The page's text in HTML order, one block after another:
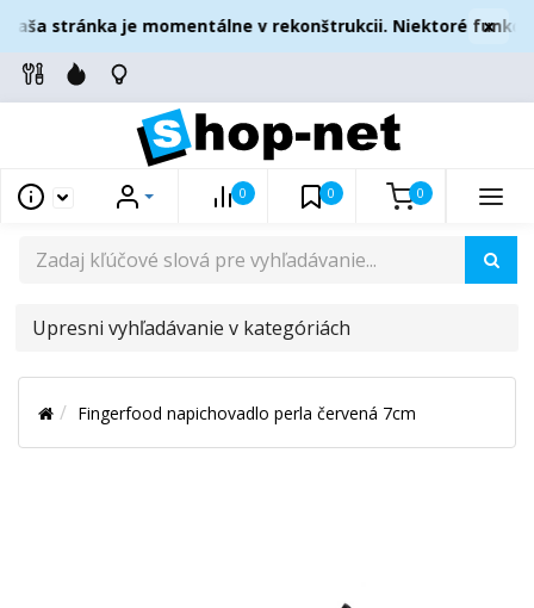
stránka je momentálne v rekonštrukcii. Niektoré ×
0 0 0
UPRESNI
V
KATEGÓRIÁCH
Fingerfood napichovadlo perla červená 7cm